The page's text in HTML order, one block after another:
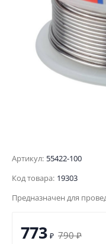
Артикул: 55422-100
Код товара: 19303
Предназначен для
773 ₽ 790 ₽